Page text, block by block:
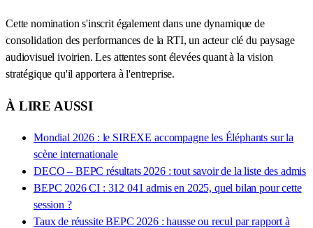
Cette nomination s'inscrit également dans une dynamique de
consolidation des performances de la RTI, un acteur clé du paysage
audiovisuel ivoirien. Les attentes sont élevées quant à la vision
stratégique qu'il apportera à l'entreprise.
À LIRE AUSSI
Mondial 2026 : le SIREXE accompagne les Éléphants sur la
scène internationale
DECO – BEPC résultats 2026 : tout savoir de la liste des admis
BEPC 2026 CI : 312 041 admis en 2025, quel bilan pour cette
session ?
Taux de réussite BEPC 2026 : hausse ou recul par rapport à